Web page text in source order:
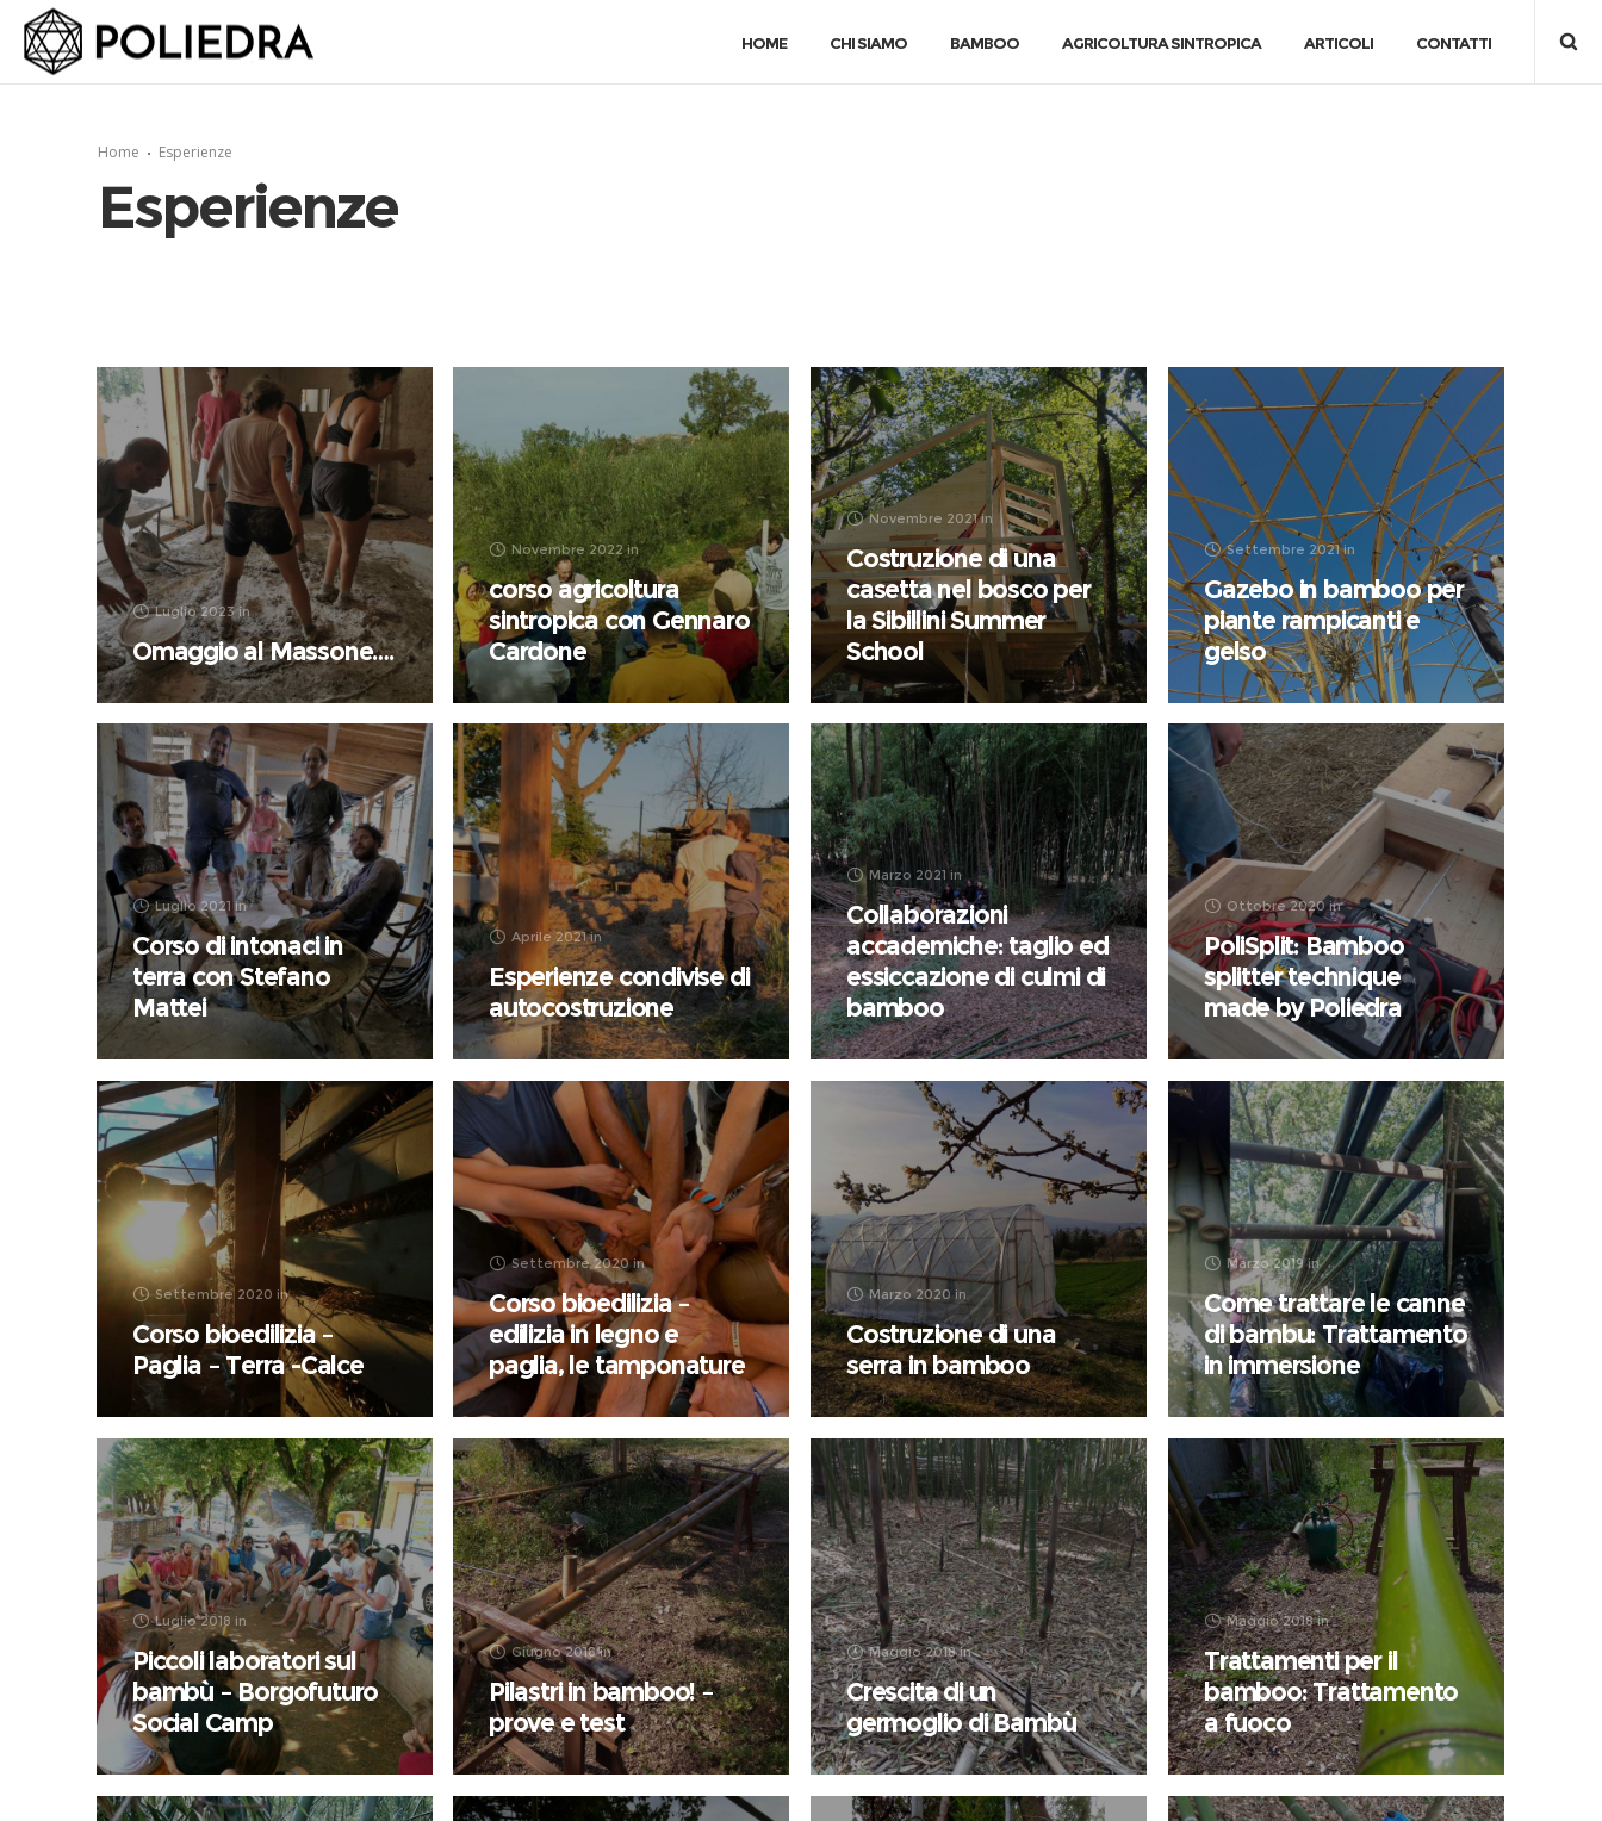
HOME CHI SIAMO BAMBOO AGRICOLTURA SINTROPICA ARTICOLI CONTATTI
Home Esperienze
Esperienze
Luglio 2023 in
Omaggio al Massone….
Novembre 2022 in
corso agricoltura
sintropica con Gennaro
Cardone
Novembre 2021 in
Costruzione di una
casetta nel bosco per
la Sibillini Summer
School
Settembre 2021 in
Gazebo in bamboo per
piante rampicanti e
gelso
Luglio 2021 in
Corso di intonaci in
terra con Stefano
Mattei
Aprile 2021 in
Esperienze condivise di
autocostruzione
Marzo 2021 in
Collaborazioni
accademiche: taglio ed
essiccazione di culmi di
bamboo
Ottobre 2020 in
PoliSplit: Bamboo
splitter technique
made by Poliedra
Settembre 2020 in
Corso bioedilizia –
Paglia – Terra -Calce
Settembre 2020 in
Corso bioedilizia –
edilizia in legno e
paglia, le tamponature
Marzo 2020 in
Costruzione di una
serra in bamboo
Marzo 2019 in
Come trattare le canne
di bambu: Trattamento
in immersione
Luglio 2018 in
Piccoli laboratori sul
bambù – Borgofuturo
Social Camp
Giugno 2018 in
Pilastri in bamboo! –
prove e test
Maggio 2018 in
Crescita di un
germoglio di Bambù
Maggio 2018 in
Trattamenti per il
bamboo: Trattamento
a fuoco